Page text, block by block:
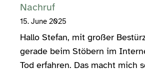
Nachruf
15. June 2025
Hallo Stefan, mit großer
gerade beim Stöbern im
Tod erfahren. Das macht mich